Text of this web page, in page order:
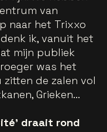
van
naar het Trixxo
ik, vanuit het
mijn publiek
was het
de zalen vol
Grieken...
draait rond